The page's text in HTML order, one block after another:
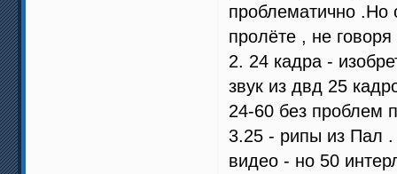
проблематично .Но
пролёте , не
2. 24 кадра -
звук из двд 25
24-60 без проблем
3.25 - рипы из Пал .
видео - но 50